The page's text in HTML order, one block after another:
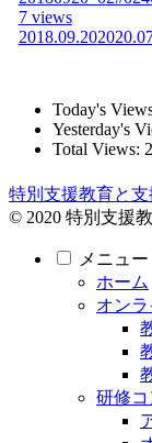
7 views
2018.09.20
Today's
Yesterday's
Total Views:
特別支援教育と
© 2020 特別支援
メニュー
ホーム
オン
研修